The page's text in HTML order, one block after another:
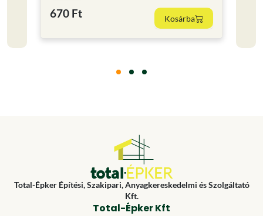
670 Ft Kosárba
Total-Épker Építési, Szakipari, Anyagkereskedelmi és Szolgáltató
Kft.
Total-Épker Kft